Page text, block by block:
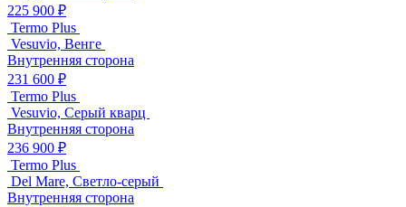
225 900 ₽
Termo Plus
Vesuvio, Венге
Внутренняя сторона
231 600 ₽
Termo Plus
Vesuvio, Серый кварц
Внутренняя сторона
236 900 ₽
Termo Plus
Del Mare, Светло-серый
Внутренняя сторона